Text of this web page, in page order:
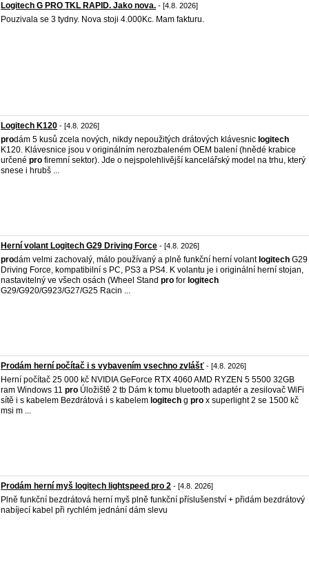
Logitech G PRO TKL RAPID. Jako nova. - [4.8. 2026]
Pouzivala se 3 tydny. Nova stoji 4.000Kc. Mam fakturu.
Logitech K120 - [4.8. 2026]
prodám 5 kusů zcela nových, nikdy nepoužitých drátových klávesnic logitech
K120. Klávesnice jsou v originálním nerozbaleném OEM balení (hnědé krabice
určené pro firemní sektor). Jde o nejspolehlivější kancelářský model na trhu, který
snese i hrubš ...
Herní volant Logitech G29 Driving Force - [4.8. 2026]
prodám velmi zachovalý, málo používaný a plně funkční herní volant logitech G29
Driving Force, kompatibilní s PC, PS3 a PS4. K volantu je i originální herní stojan,
nastavitelný ve všech osách (Wheel Stand pro for logitech
G29/G920/G923/G27/G25 Racin ...
Prodám herní počítač i s vybavením vsechno zvlášť - [4.8. 2026]
Herní počítač 25 000 kč NVIDIA GeForce RTX 4060 AMD RYZEN 5 5500 32GB
ram Windows 11 pro Úložiště 2 tb Dám k tomu bluetooth adaptér a zesilovač WiFi
sítě i s kabelem Bezdrátová i s kabelem logitech g pro x superlight 2 se 1500 kč
msi m ...
Prodám herní myš logitech lightspeed pro 2 - [4.8. 2026]
Plně funkční bezdrátová herní myš plně funkční příslušenství + přidám bezdrátový
nabíjecí kabel při rychlém jednání dám slevu